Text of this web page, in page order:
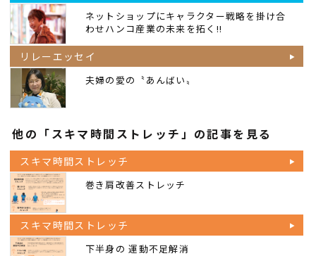
ネットショップにキャラクター戦略を掛け合
わせハンコ産業の未来を拓く!!
リレーエッセイ
夫婦の愛の〝あんばい〟
他の「スキマ時間ストレッチ」の記事を見る
スキマ時間ストレッチ
巻き肩改善ストレッチ
スキマ時間ストレッチ
下半身の 運動不足解消